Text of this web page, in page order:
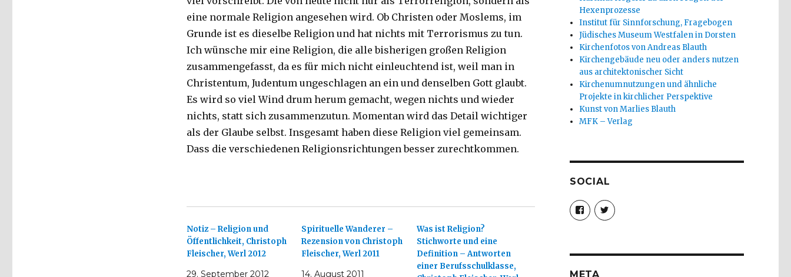
eine normale Religion angesehen wird. Ob Christen oder Moslems, im
Grunde ist es dieselbe Religion und hat nichts mit Terrorismus zu tun.
Ich wünsche mir eine Religion, die alle bisherigen großen Religion
zusammengefasst, da es für mich nicht einleuchtend ist, weil man in
Christentum, Judentum ungeschlagen an ein und denselben Gott glaubt.
Es wird so viel Wind drum herum gemacht, wegen nichts und wieder
nichts, statt sich zusammenzutun. Momentan wird das Detail wichtiger
als der Glaube selbst. Insgesamt haben diese Religion viel gemeinsam.
Dass die verschiedenen Religionsrichtungen besser zurechtkommen.
Notiz – Religion und
Öffentlichkeit, Christoph
Fleischer, Werl 2012
29. September 2012
Spirituelle Wanderer –
Rezension von Christoph
Fleischer, Werl 2011
14. August 2011
Was ist Religion?
Stichworte und eine
Definition – Antworten
einer Berufsschulklasse,
Hexenprozesse
Institut für Sinnforschung, Fragebogen
Jüdisches Museum Westfalen in Dorsten
Kirchenfotos von Andreas Blauth
Kirchengebäude neu oder anders nutzen
aus architektonischer Sicht
Kirchenumnutzungen und ähnliche
Projekte in kirchlicher Perspektive
Kunst von Marlies Blauth
MFK – Verlag
SOCIAL
Profil
von
christoph.fleischer1
anzeigen
Profil
von
anzeigen
META